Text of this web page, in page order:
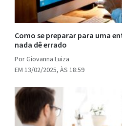
Como se preparar para uma
nada dê errado
Por Giovanna Luiza
EM 13/02/2025, ÀS 18:59